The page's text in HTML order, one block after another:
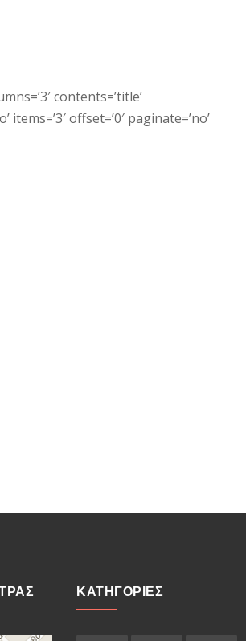
contents=’title’
offset=’0′ paginate=’no’
ΚΑΤΗΓΟΡΙΕΣ